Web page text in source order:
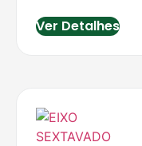
Ver Detalhes